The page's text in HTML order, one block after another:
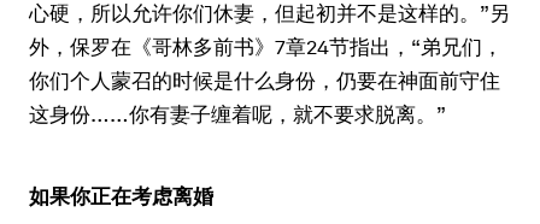
心硬，所以允许你们休妻，但起初并不是这样的。”另
外，保罗在《哥林多前书》7章24节指出，“弟兄们，
你们个人蒙召的时候是什么身份，仍要在神面前守住
这身份……你有妻子缠着呢，就不要求脱离。”
如果你正在考虑离婚